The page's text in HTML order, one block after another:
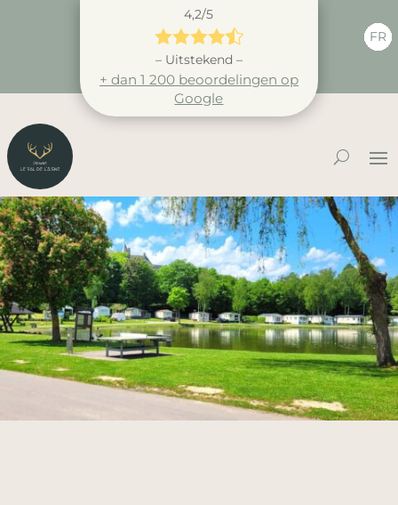
4,2/5

– Uitstekend –
+ dan 1 200 beoordelingen op
Google
FR